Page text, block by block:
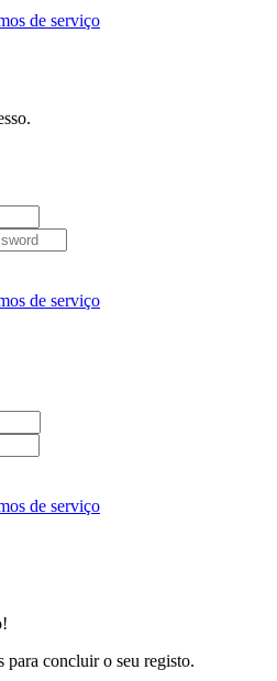
de serviço
de serviço
de serviço
para concluir o seu registo.